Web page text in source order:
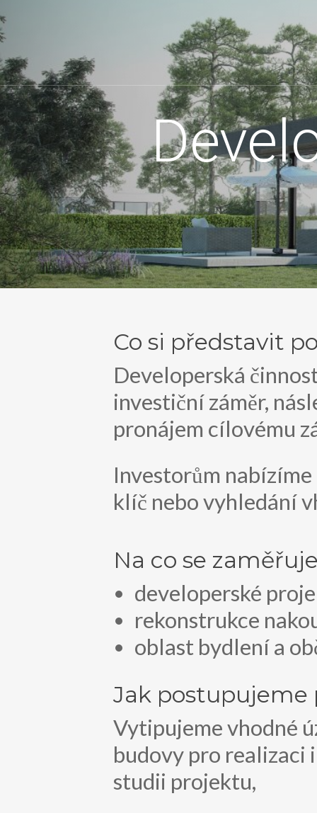
Co si představit
Developerská
investiční záměr,
pronájem cílovému
Investorům
klíč nebo vyhledání
Na co se
developerské
rekonstrukce
oblast bydlení a
Jak postupujeme
Vytipujeme vhodné
budovy pro realizaci
studii projektu,